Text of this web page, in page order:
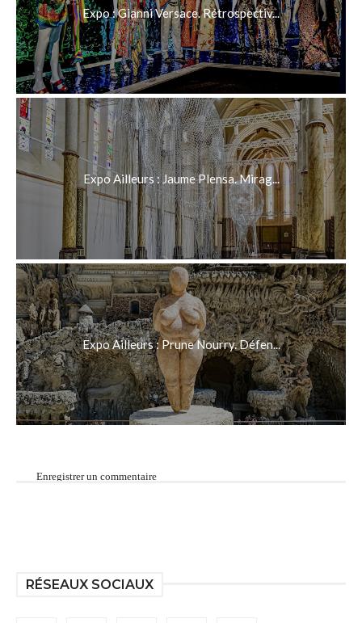
Expo : Gianni Versace. Rétrospectiv...
Expo Ailleurs : Jaume Plensa. Mirag...
Expo Ailleurs : Prune Nourry. Défen...
Enregistrer un commentaire
RÉSEAUX SOCIAUX